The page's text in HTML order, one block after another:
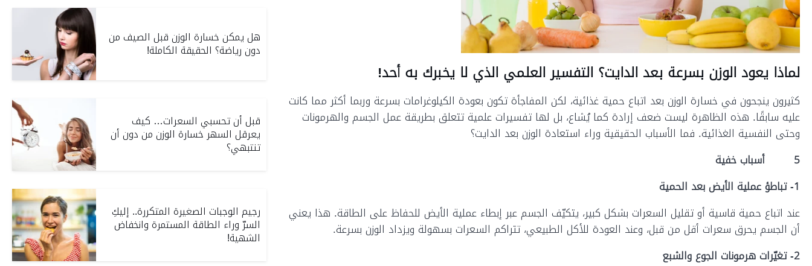
هل يمكن خسارة الوزن قبل الصيف من
دون رياضة؟ الحقيقة الكاملة!
قبل أن تحسبي السعرات… كيف
يعرقل السهر خسارة الوزن من دون أن
تنتبهي؟
رجيم الوجبات الصغيرة المتكررة.. إليكِ
السرّ وراء الطاقة المستمرة وانخفاض
الشهية!
لماذا يعود الوزن بسرعة بعد الدايت؟ التفسير العلمي الذي لا يخبرك به أحد!
كثيرون ينجحون في خسارة الوزن بعد اتباع حمية غذائية، لكن المفاجأة تكون بعودة الكيلوغرامات بسرعة وربما أكثر مما كانت
عليه سابقًا. هذه الظاهرة ليست ضعف إرادة كما يُشاع، بل لها تفسيرات علمية تتعلق بطريقة عمل الجسم والهرمونات
وحتى النفسية الغذائية. فما الأسباب الحقيقية وراء استعادة الوزن بعد الدايت؟
5
أسباب خفية
1- تباطؤ عملية الأيض بعد الحمية
عند اتباع حمية قاسية أو تقليل السعرات بشكل كبير، يتكيّف الجسم عبر إبطاء عملية الأيض للحفاظ على الطاقة. هذا يعني
أن الجسم يحرق سعرات أقل من قبل، وعند العودة للأكل الطبيعي، تتراكم السعرات بسهولة ويزداد الوزن بسرعة.
2- تغيّرات هرمونات الجوع والشبع